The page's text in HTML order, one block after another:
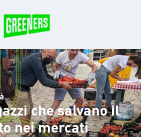
che salvano il
nei mercati